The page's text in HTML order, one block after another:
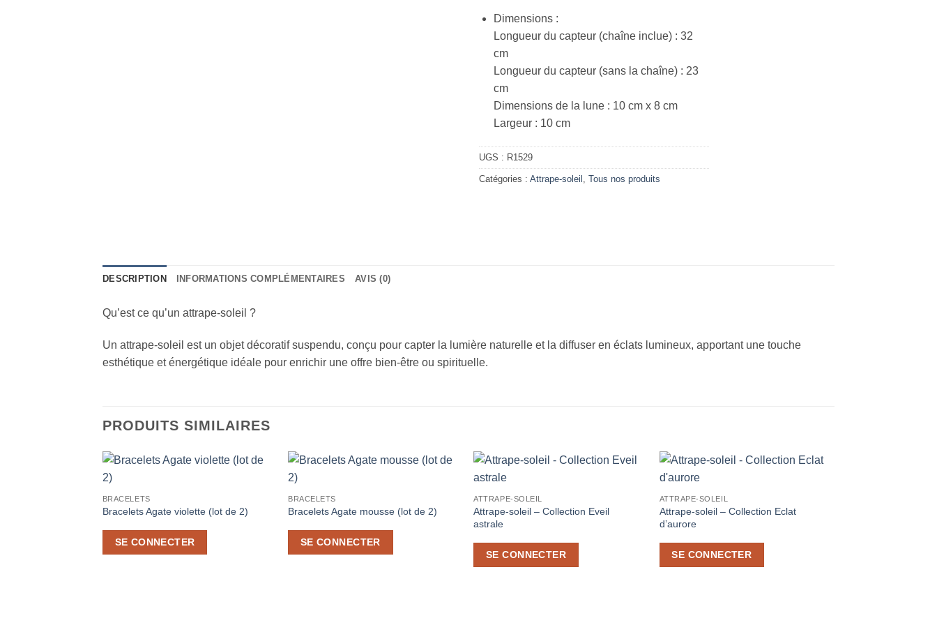
Dimensions :
Longueur du capteur (chaîne inclue) : 32
cm
Longueur du capteur (sans la chaîne) : 23
cm
Dimensions de la lune : 10 cm x 8 cm
Largeur : 10 cm
UGS : R1529
Catégories : Attrape-soleil , Tous nos produits
DESCRIPTION INFORMATIONS COMPLÉMENTAIRES AVIS (0)
Qu’est ce qu’un attrape-soleil ?
Un attrape-soleil est un objet décoratif suspendu, conçu pour capter la lumière naturelle et la diffuser en éclats lumineux, apportant une touche
esthétique et énergétique idéale pour enrichir une offre bien-être ou spirituelle.
PRODUITS SIMILAIRES
de
souhaits
BRACELETS
Bracelets Agate violette (lot de 2)
SE CONNECTER
de
souhaits
BRACELETS
Bracelets Agate mousse (lot de 2)
SE CONNECTER
ATTRAPE-SOLEIL
Attrape-soleil – Collection Eveil
astrale
SE CONNECTER
ATTRAPE-SOLEIL
Attrape-soleil – Collection Eclat
d’aurore
SE CONNECTER